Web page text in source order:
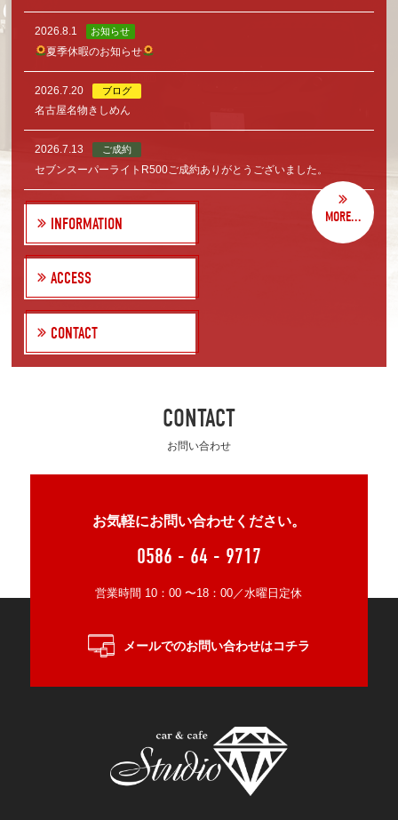
2026.8.1 お知らせ
夏季休暇のお知らせ
2026.7.20 ブログ
名古屋名物きしめん
2026.7.13 ご成約
セブンスーパーライトR500ご成約ありがとうございました。
MORE...
INFORMATION
ACCESS
CONTACT
CONTACT
お問い合わせ
お気軽にお問い合わせください。
0586 - 64 - 9717
営業時間 10：00 〜18：00／水曜日定休
メールでのお問い合わせはコチラ